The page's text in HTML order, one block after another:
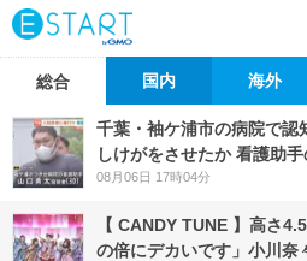
総合 国内 海外
千葉・袖ケ浦市の病院で認
しけがをさせたか 看護助
08月06日 17時04分
【 CANDY TUNE 】高さ
の倍にデカいです」小川奈